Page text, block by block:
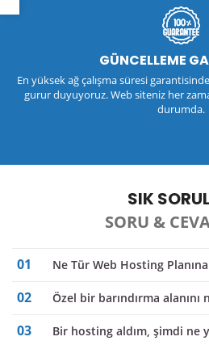
GÜNCELLEME
En yüksek ağ çalışma süresi
gurur duyuyoruz. Web siteniz her
durumda.
SIK
SORU &
01 Ne Tür Web Hosting
02 Özel bir barındırma
03 bir hosting aldım, şimdi ne